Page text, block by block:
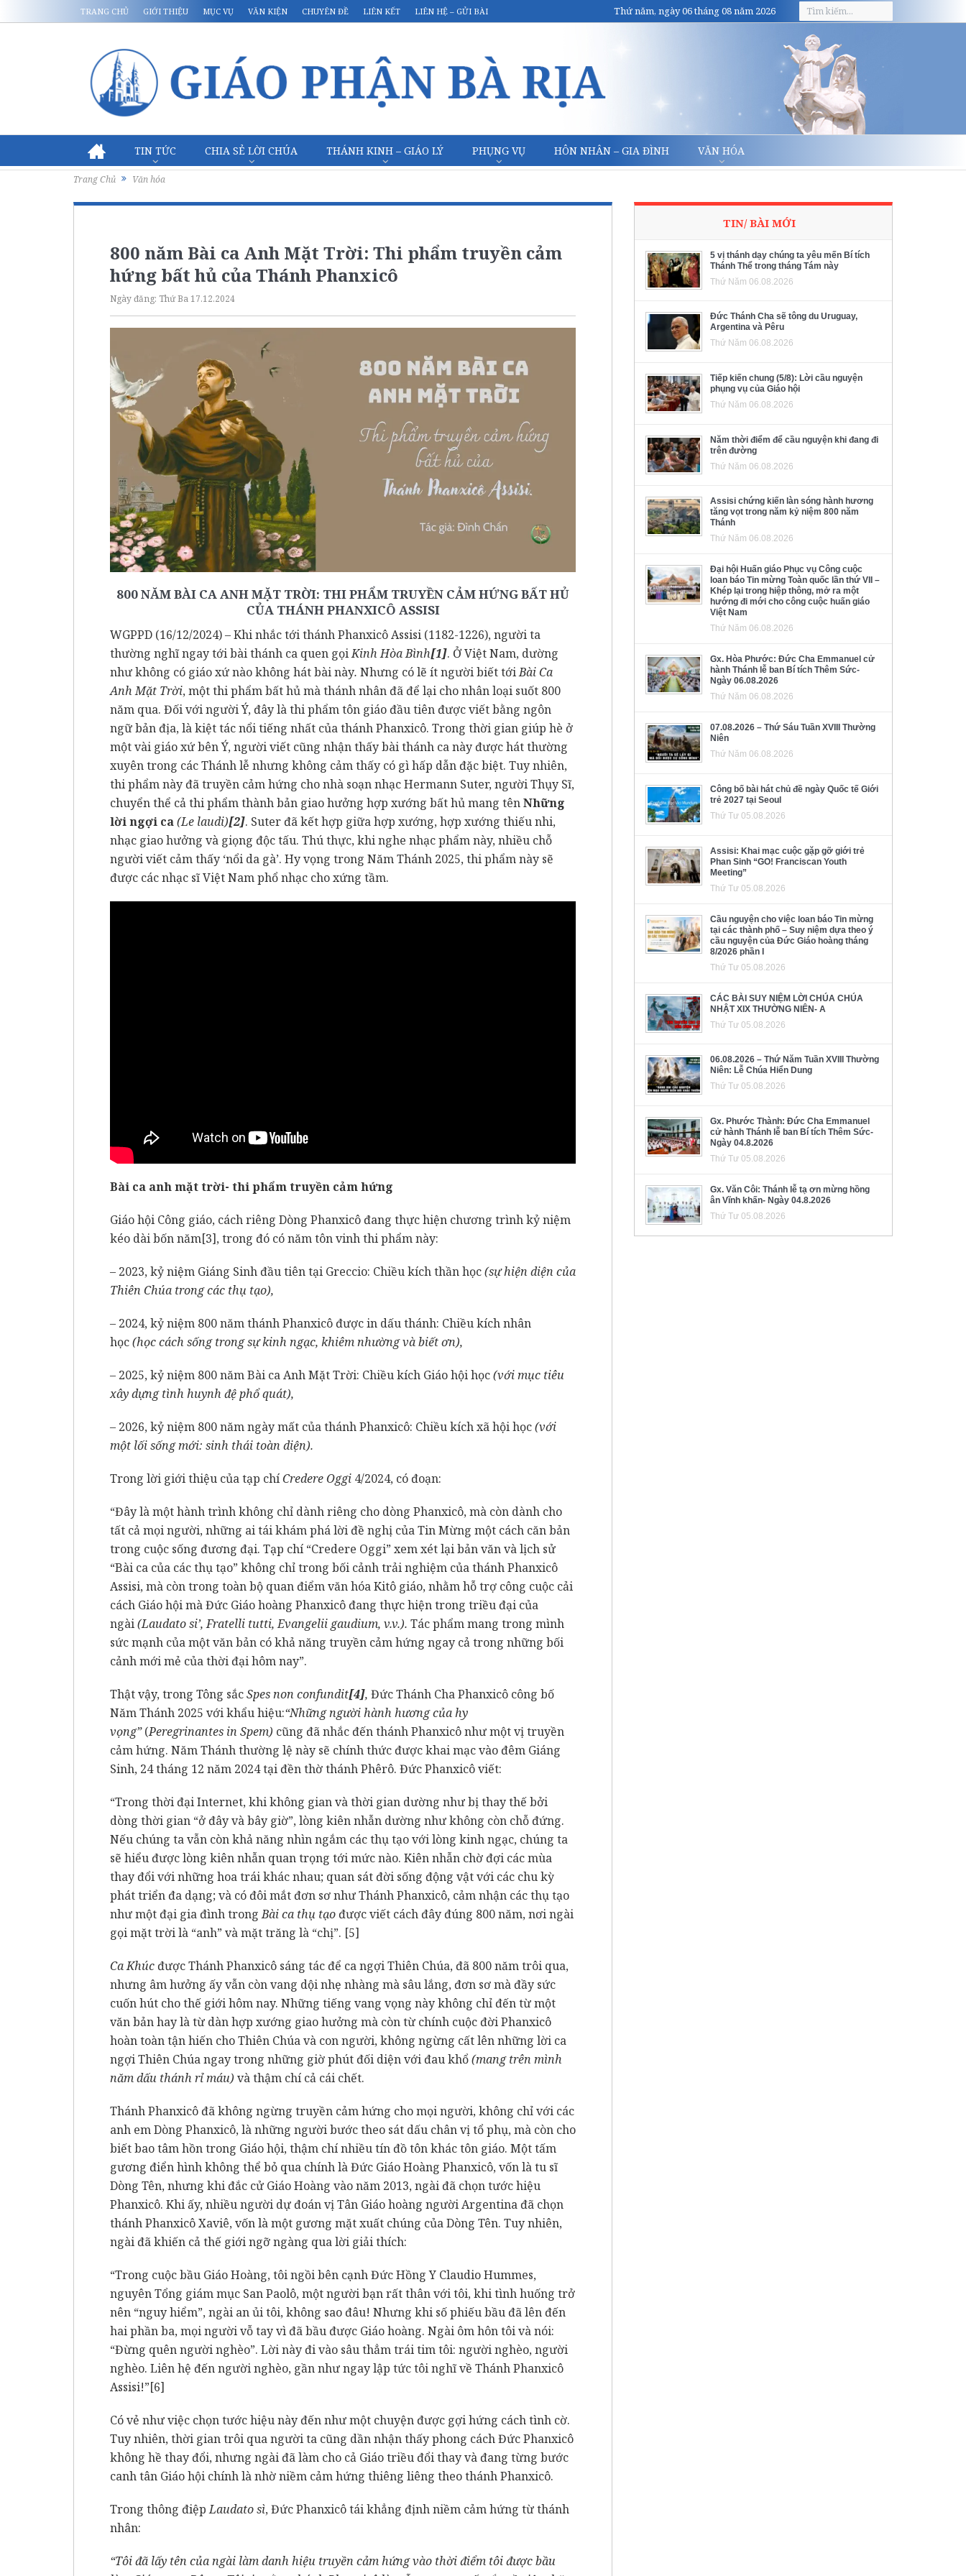
TRANG CHỦ GIỚI THIỆU MỤC VỤ VĂN KIỆN CHUYÊN ĐỀ LIÊN KẾT LIÊN HỆ – GỬI BÀI Thứ năm, ngày 06 tháng 08 năm 2026
TIN TỨC CHIA SẺ LỜI CHÚA THÁNH KINH – GIÁO LÝ PHỤNG VỤ HÔN NHÂN – GIA ĐÌNH VĂN HÓA
Trang Chủ Văn hóa
800 năm Bài ca Anh Mặt Trời: Thi phẩm truyền cảm
hứng bất hủ của Thánh Phanxicô
Ngày đăng: Thứ Ba 17.12.2024
800 NĂM BÀI CA ANH MẶT TRỜI: THI PHẨM TRUYỀN CẢM HỨNG BẤT HỦ
CỦA THÁNH PHANXICÔ ASSISI
WGPPD (16/12/2024)– Khi nhắc tới thánh Phanxicô Assisi (1182-1226), người ta
thường nghĩ ngay tới bài thánh ca quen gọiKinh Hòa Bình[1]. Ở Việt Nam, dường
như không có giáo xứ nào không hát bài này. Nhưng có lẽ ít người biết tớiBài Ca
Anh Mặt Trời, một thi phẩm bất hủ mà thánh nhân đã để lại cho nhân loại suốt 800
năm qua. Đối với người Ý, đây là thi phẩm tôn giáo đầu tiên được viết bằng ngôn
ngữ bản địa, là kiệt tác nổi tiếng nhất của thánh Phanxicô. Trong thời gian giúp hè ở
một vài giáo xứ bên Ý, người viết cũng nhận thấy bài thánh ca này được hát thường
xuyên trong các Thánh lễ nhưng không cảm thấy có gì hấp dẫn đặc biệt. Tuy nhiên,
thi phẩm này đã truyền cảm hứng cho nhà soạn nhạc Hermann Suter, người Thụy Sĩ,
chuyển thể cả thi phẩm thành bản giao hưởng hợp xướng bất hủ mang tênNhững
lời ngợi ca(Le laudi)[2]. Suter đã kết hợp giữa hợp xướng, hợp xướng thiếu nhi,
nhạc giao hưởng và giọng độc tấu. Thú thực, khi nghe nhạc phẩm này, nhiều chỗ
người viết cảm thấy ‘nổi da gà’. Hy vọng trong Năm Thánh 2025, thi phẩm này sẽ
được các nhạc sĩ Việt Nam phổ nhạc cho xứng tầm.
Bài ca anh mặt trời- thi phẩm truyền cảm hứng
Giáo hội Công giáo, cách riêng Dòng Phanxicô đang thực hiện chương trình kỷ niệm
kéo dài bốn năm[3], trong đó có năm tôn vinh thi phẩm này:
– 2023, kỷ niệm Giáng Sinh đầu tiên tại Greccio: Chiều kích thần học(sự hiện diện của
Thiên Chúa trong các thụ tạo),
– 2024, kỷ niệm 800 năm thánh Phanxicô được in dấu thánh: Chiều kích nhân
học(học cách sống trong sự kinh ngạc, khiêm nhường và biết ơn),
– 2025, kỷ niệm 800 năm Bài ca Anh Mặt Trời: Chiều kích Giáo hội học(với mục tiêu
xây dựng tình huynh đệ phổ quát),
– 2026, kỷ niệm 800 năm ngày mất của thánh Phanxicô: Chiều kích xã hội học(với
một lối sống mới: sinh thái toàn diện).
Trong lời giới thiệu của tạp chíCredere Oggi 4/2024, có đoạn:
“Đây là một hành trình không chỉ dành riêng cho dòng Phanxicô, mà còn dành cho
tất cả mọi người, những ai tái khám phá lời đề nghị của Tin Mừng một cách căn bản
trong cuộc sống đương đại. Tạp chí “Credere Oggi” xem xét lại bản văn và lịch sử
“Bài ca của các thụ tạo” không chỉ trong bối cảnh trải nghiệm của thánh Phanxicô
Assisi, mà còn trong toàn bộ quan điểm văn hóa Kitô giáo, nhằm hỗ trợ công cuộc cải
cách Giáo hội mà Đức Giáo hoàng Phanxicô đang thực hiện trong triều đại của
ngài(Laudato si’, Fratelli tutti, Evangelii gaudium, v.v.). Tác phẩm mang trong mình
sức mạnh của một văn bản có khả năng truyền cảm hứng ngay cả trong những bối
cảnh mới mẻ của thời đại hôm nay”.
Thật vậy, trong Tông sắcSpes non confundit[4], Đức Thánh Cha Phanxicô công bố
Năm Thánh 2025 với khẩu hiệu:“Những người hành hương của hy
vọng”(Peregrinantes in Spem) cũng đã nhắc đến thánh Phanxicô như một vị truyền
cảm hứng. Năm Thánh thường lệ này sẽ chính thức được khai mạc vào đêm Giáng
Sinh, 24 tháng 12 năm 2024 tại đền thờ thánh Phêrô. Đức Phanxicô viết:
“Trong thời đại Internet, khi không gian và thời gian dường như bị thay thế bởi
dòng thời gian “ở đây và bây giờ”, lòng kiên nhẫn dường như không còn chỗ đứng.
Nếu chúng ta vẫn còn khả năng nhìn ngắm các thụ tạo với lòng kinh ngạc, chúng ta
sẽ hiểu được lòng kiên nhẫn quan trọng tới mức nào. Kiên nhẫn chờ đợi các mùa
thay đổi với những hoa trái khác nhau; quan sát đời sống động vật với các chu kỳ
phát triển đa dạng; và có đôi mắt đơn sơ như Thánh Phanxicô, cảm nhận các thụ tạo
như một đại gia đình trongBài ca thụ tạo được viết cách đây đúng 800 năm, nơi ngài
gọi mặt trời là “anh” và mặt trăng là “chị”. [5]
Ca Khúc được Thánh Phanxicô sáng tác để ca ngợi Thiên Chúa, đã 800 năm trôi qua,
nhưng âm hưởng ấy vẫn còn vang dội nhẹ nhàng mà sâu lắng, đơn sơ mà đầy sức
cuốn hút cho thế giới hôm nay. Những tiếng vang vọng này không chỉ đến từ một
văn bản hay là từ dàn hợp xướng giao hưởng mà còn từ chính cuộc đời Phanxicô
hoàn toàn tận hiến cho Thiên Chúa và con người, không ngừng cất lên những lời ca
ngợi Thiên Chúa ngay trong những giờ phút đối diện với đau khổ(mang trên mình
năm dấu thánh rỉ máu) và thậm chí cả cái chết.
Thánh Phanxicô đã không ngừng truyền cảm hứng cho mọi người, không chỉ với các
anh em Dòng Phanxicô, là những người bước theo sát dấu chân vị tổ phụ, mà còn cho
biết bao tâm hồn trong Giáo hội, thậm chí nhiều tín đồ tôn khác tôn giáo. Một tấm
gương điển hình không thể bỏ qua chính là Đức Giáo Hoàng Phanxicô, vốn là tu sĩ
Dòng Tên, nhưng khi đắc cử Giáo Hoàng vào năm 2013, ngài đã chọn tước hiệu
Phanxicô. Khi ấy, nhiều người dự đoán vị Tân Giáo hoàng người Argentina đã chọn
thánh Phanxicô Xaviê, vốn là một gương mặt xuất chúng của Dòng Tên. Tuy nhiên,
ngài đã khiến cả thế giới ngỡ ngàng qua lời giải thích:
“Trong cuộc bầu Giáo Hoàng, tôi ngồi bên cạnh Đức Hồng Y Claudio Hummes,
nguyên Tổng giám mục San Paolô, một người bạn rất thân với tôi, khi tình huống trở
nên “nguy hiểm”, ngài an ủi tôi, không sao đâu! Nhưng khi số phiếu bầu đã lên đến
hai phần ba, mọi người vỗ tay vì đã bầu được Giáo hoàng. Ngài ôm hôn tôi và nói:
“Đừng quên người nghèo”. Lời này đi vào sâu thẳm trái tim tôi: người nghèo, người
nghèo. Liên hệ đến người nghèo, gần như ngay lập tức tôi nghĩ về Thánh Phanxicô
Assisi!”[6]
Có vẻ như việc chọn tước hiệu này đến như một chuyện được gợi hứng cách tình cờ.
Tuy nhiên, thời gian trôi qua người ta cũng dần nhận thấy phong cách Đức Phanxicô
không hề thay đổi, nhưng ngài đã làm cho cả Giáo triều đổi thay và đang từng bước
canh tân Giáo hội chính là nhờ niềm cảm hứng thiêng liêng theo thánh Phanxicô.
Trong thông điệpLaudato sì, Đức Phanxicô tái khẳng định niềm cảm hứng từ thánh
nhân:
“Tôi đã lấy tên của ngài làm danh hiệu truyền cảm hứng vào thời điểm tôi được bầu
TIN/ BÀI MỚI
5 vị thánh dạy chúng ta yêu mến Bí tích
Thánh Thể trong tháng Tám này
Thứ Năm 06.08.2026
Đức Thánh Cha sẽ tông du Uruguay,
Argentina và Pêru
Thứ Năm 06.08.2026
Tiếp kiến chung (5/8): Lời cầu nguyện
phụng vụ của Giáo hội
Thứ Năm 06.08.2026
Năm thời điểm để cầu nguyện khi đang đi
trên đường
Thứ Năm 06.08.2026
Assisi chứng kiến làn sóng hành hương
tăng vọt trong năm kỷ niệm 800 năm
Thánh
Thứ Năm 06.08.2026
Đại hội Huấn giáo Phục vụ Công cuộc
loan báo Tin mừng Toàn quốc lần thứ VII –
Khép lại trong hiệp thông, mở ra một
hướng đi mới cho công cuộc huấn giáo
Việt Nam
Thứ Năm 06.08.2026
Gx. Hòa Phước: Đức Cha Emmanuel cử
hành Thánh lễ ban Bí tích Thêm Sức-
Ngày 06.08.2026
Thứ Năm 06.08.2026
07.08.2026 – Thứ Sáu Tuần XVIII Thường
Niên
Thứ Năm 06.08.2026
Công bố bài hát chủ đề ngày Quốc tế Giới
trẻ 2027 tại Seoul
Thứ Tư 05.08.2026
Assisi: Khai mạc cuộc gặp gỡ giới trẻ
Phan Sinh “GO! Franciscan Youth
Meeting”
Thứ Tư 05.08.2026
Cầu nguyện cho việc loan báo Tin mừng
tại các thành phố – Suy niệm dựa theo ý
cầu nguyện của Đức Giáo hoàng tháng
8/2026 phần I
Thứ Tư 05.08.2026
CÁC BÀI SUY NIỆM LỜI CHÚA CHÚA
NHẬT XIX THƯỜNG NIÊN- A
Thứ Tư 05.08.2026
06.08.2026 – Thứ Năm Tuần XVIII Thường
Niên: Lễ Chúa Hiển Dung
Thứ Tư 05.08.2026
Gx. Phước Thành: Đức Cha Emmanuel
cử hành Thánh lễ ban Bí tích Thêm Sức-
Ngày 04.8.2026
Thứ Tư 05.08.2026
Gx. Văn Côi: Thánh lễ tạ ơn mừng hồng
ân Vĩnh khấn- Ngày 04.8.2026
Thứ Tư 05.08.2026